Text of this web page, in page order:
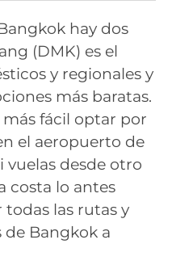
hay dos
(DMK) es el
y regionales y
más baratas.
más fácil optar por
el aeropuerto de
vuelas desde otro
costa lo antes
todas las rutas y
de Bangkok a